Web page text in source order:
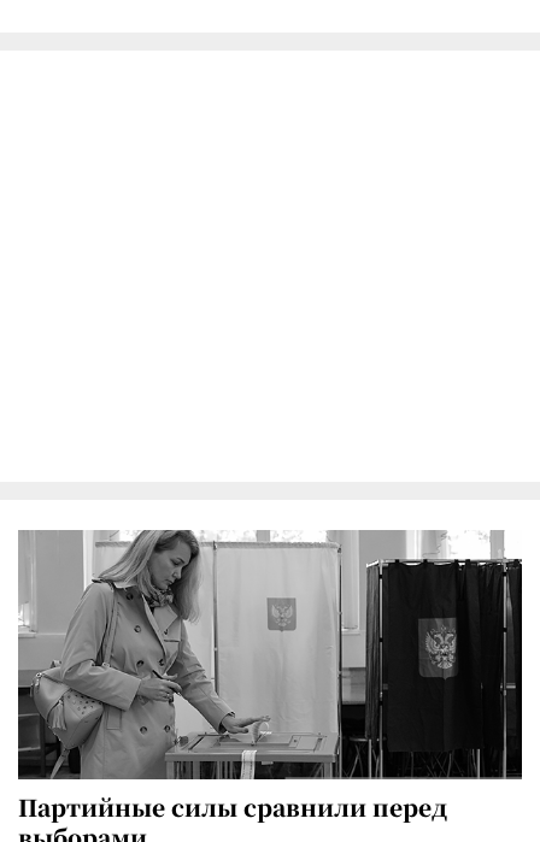
Партийные силы сравнили перед